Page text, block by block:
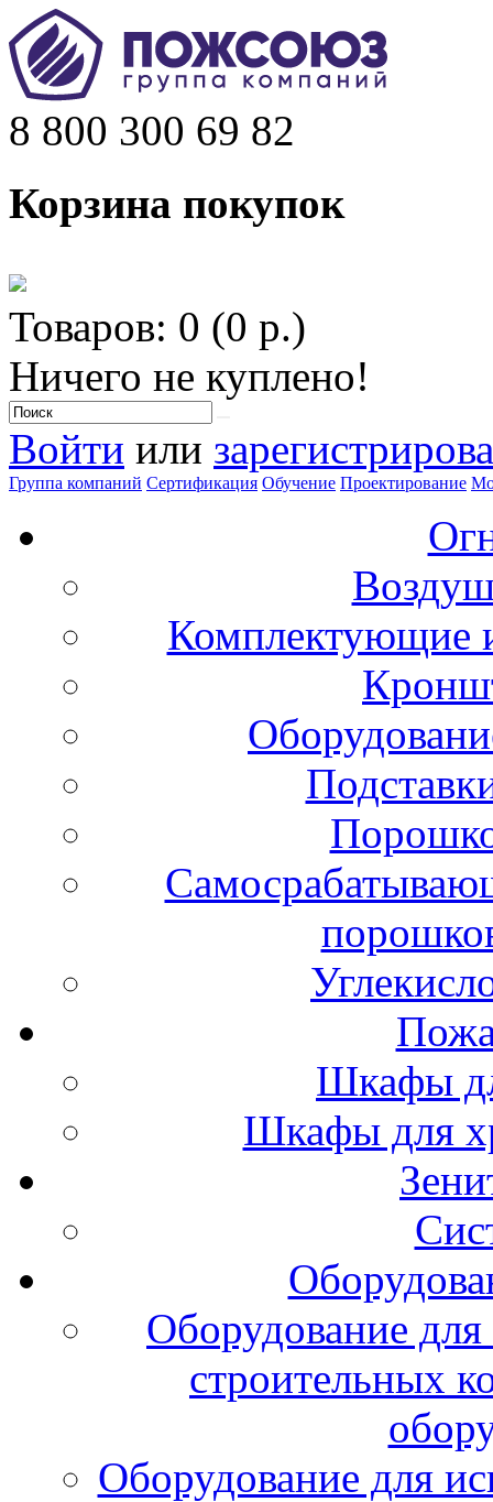
8 800 300 69 82
Корзина покупок
Товаров: 0 (0 р.)
Ничего не куплено!
Войти или
Группа компаний Сертификация Обучение Проектирование
Комплектующие
Шкафы
Шкафы для
Оборудование
строительных
Оборудование для